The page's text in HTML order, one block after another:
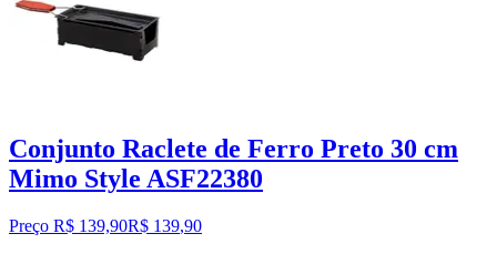
Conjunto Raclete de Ferro Preto 30 cm
Mimo Style ASF22380
Preço R$ 139,90R$ 139,90